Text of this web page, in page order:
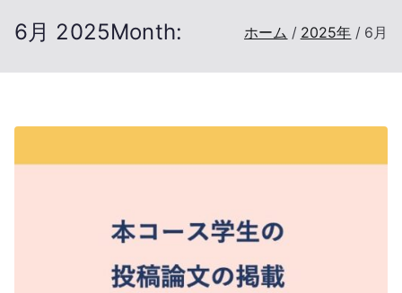
6月 2025Month: ホーム 2025年 6月